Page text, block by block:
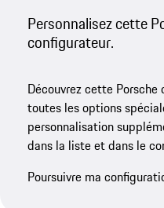
Personnalisez cette
configurateur.
Découvrez cette
toutes les options
personnalisation
dans la liste et dans le
Poursuivre ma